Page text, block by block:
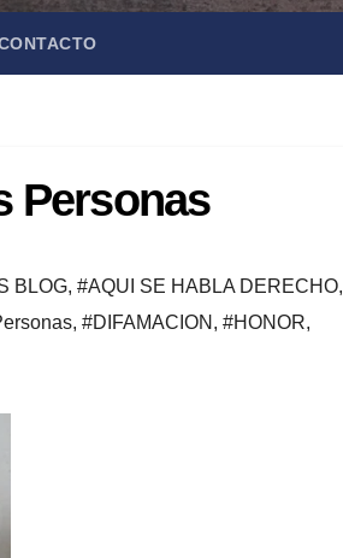
Personas
BLOG, #AQUI SE HABLA DERECHO,
, #DIFAMACION , #HONOR,